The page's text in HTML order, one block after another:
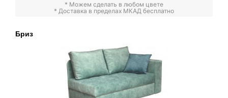
* Можем сделать в любом цвете
* Доставка в пределах МКАД бесплатно
Бриз